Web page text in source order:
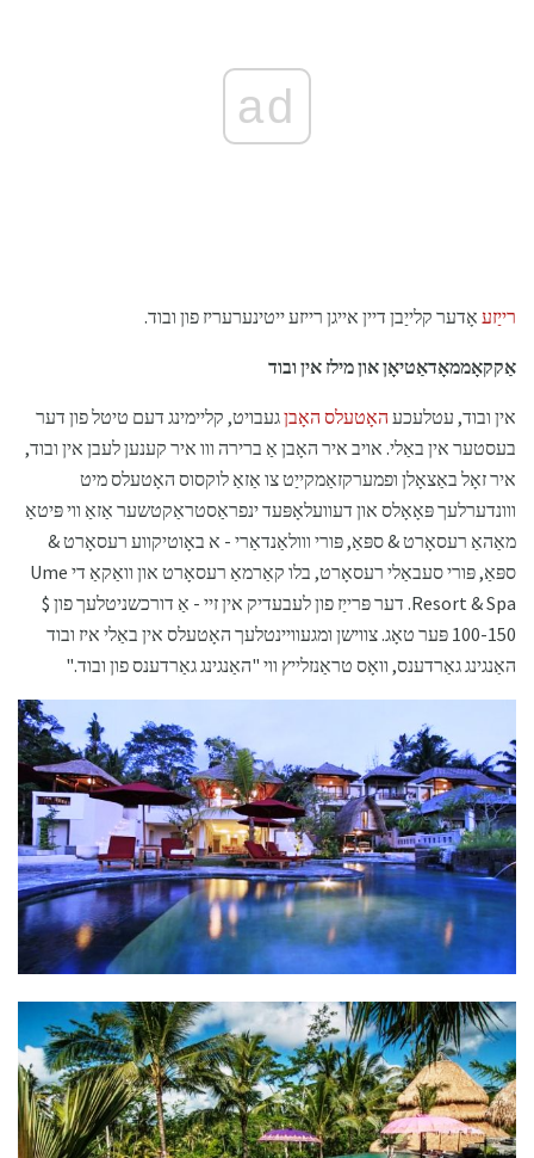
ad
רייַזע אָדער קלייַבן דיין אייגן רייזע ייטינערעריז פון ובוד.
אַקקאָממאָדאַטיאָן און מילז אין ובוד
אין ובוד, עטלעכע האָטעלס האָבןגעבויט, קליימינג דעם טיטל פון דער
בעסטער אין באַלי. אויב איר האָבן אַ ברירה ווו איר קענען לעבן אין ובוד,
איר זאָל באַצאָלן ופמערקזאַמקייַט צו אַזאַ לוקסוס האָטעלס מיט
ווונדערלעך פּאָאָלס און דעוועלאָפּעד ינפראַסטראַקטשער אַזאַ ווי פּיטאַ
מאַהאַ רעסאָרט & ספּאַ, פּורי ווולאַנדאַרי - א באָוטיקווע רעסאָרט &
ספּאַ, פּורי סעבאַלי רעסאָרט, בלו קאַרמאַ רעסאָרט און וואַקאַ די Ume
Resort & Spa. דער פּרייַז פון לעבעדיק אין זיי - אַ דורכשניטלעך פון $
100-150 פּער טאָג. צווישן ומגעוויינטלעך האָטעלס אין באַלי איז ובוד
האַנגינג גאַרדענס, וואָס טראַנזלייץ ​​ווי "האַנגינג גאַרדענס פון ובוד."